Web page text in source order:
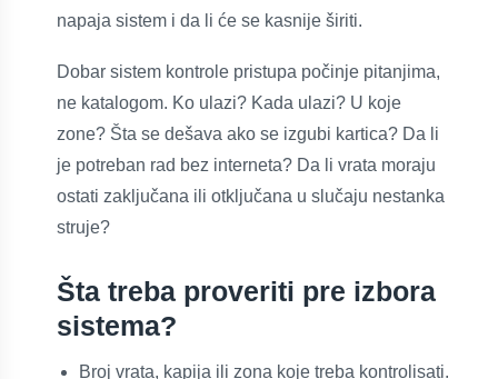
napaja sistem i da li će se kasnije širiti.
Dobar sistem kontrole pristupa počinje pitanjima,
ne katalogom. Ko ulazi? Kada ulazi? U koje
zone? Šta se dešava ako se izgubi kartica? Da li
je potreban rad bez interneta? Da li vrata moraju
ostati zaključana ili otključana u slučaju nestanka
struje?
Šta treba proveriti pre izbora
sistema?
Broj vrata, kapija ili zona koje treba kontrolisati.